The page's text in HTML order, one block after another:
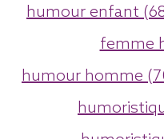
humour enfant
femme
humour homme